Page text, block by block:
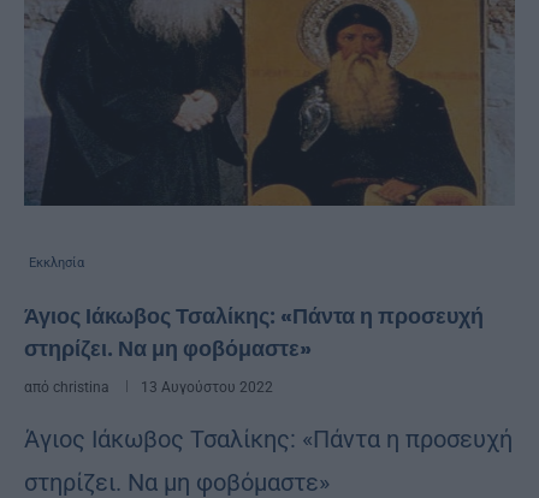
Εκκλησία
Άγιος Ιάκωβος Τσαλίκης: «Πάντα η προσευχή
στηρίζει. Να μη φοβόμαστε»
από christina 13 Αυγούστου 2022
Άγιος Ιάκωβος Τσαλίκης: «Πάντα η προσευχή
στηρίζει. Να μη φοβόμαστε»